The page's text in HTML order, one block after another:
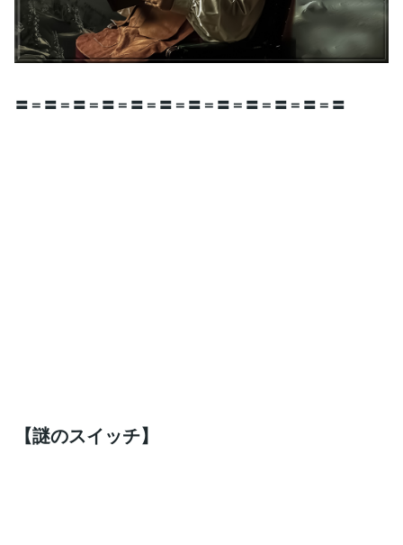
〓＝〓＝〓＝〓＝〓＝〓＝〓＝〓＝〓＝〓＝〓＝〓
【謎のスイッチ】